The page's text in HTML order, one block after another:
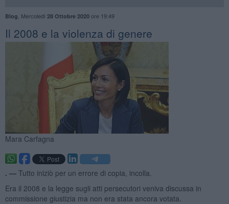
Blog Mercoledì 28 Ottobre 2020ore 19:49
​Il 2008 e la violenza di genere
Mara Carfagna
. — Tutto iniziò per un errore di copia, incolla.
Era il 2008 e la legge sugli atti persecutori veniva discussa in
commissione giustizia ma non era stata ancora votata.